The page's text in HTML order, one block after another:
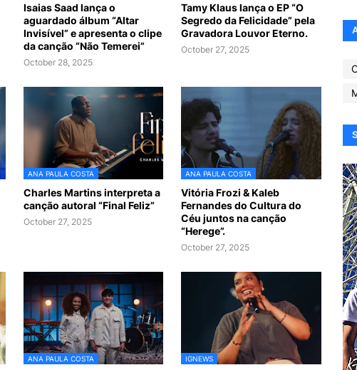
Isaias Saad lança o
aguardado álbum “Altar
Invisível” e apresenta o clipe
da canção “Não Temerei”
October 28, 2025
Tamy Klaus lança o EP “O
Segredo da Felicidade” pela
Gravadora Louvor Eterno.
October 27, 2025
ANA PAULA COSTA
Charles Martins interpreta a
canção autoral “Final Feliz”
October 27, 2025
ANA PAULA COSTA
Vitória Frozi & Kaleb
Fernandes do Cultura do
Céu juntos na canção
“Herege”.
October 27, 2025
ANA PAULA COSTA IGNEWS